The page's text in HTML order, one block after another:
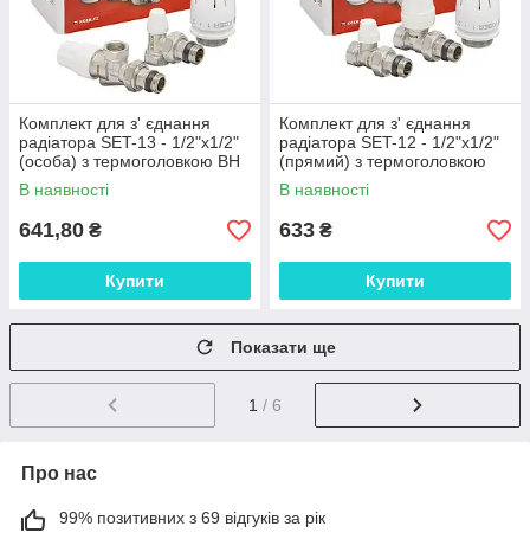
Комплект для з' єднання
радіатора SET-13 - 1/2"x1/2"
(особа) з термоголовкою ВН
В наявності
641,80 ₴
Купити
Комплект для з' єднання
радіатора SET-12 - 1/2"x1/2"
(прямий) з термоголовкою
ВН
В наявності
633 ₴
Купити
Показати ще
1 / 6
Про нас
99% позитивних з 69 відгуків за рік